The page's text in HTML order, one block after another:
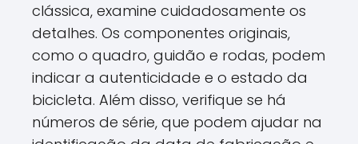
clássica, examine cuidadosamente os
detalhes. Os componentes originais,
como o quadro, guidão e rodas, podem
indicar a autenticidade e o estado da
bicicleta. Além disso, verifique se há
números de série, que podem ajudar na